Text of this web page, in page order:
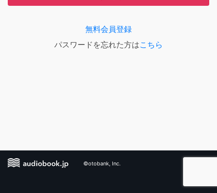
無料会員登録
パスワードを忘れた方はこちら
©otobank, Inc.